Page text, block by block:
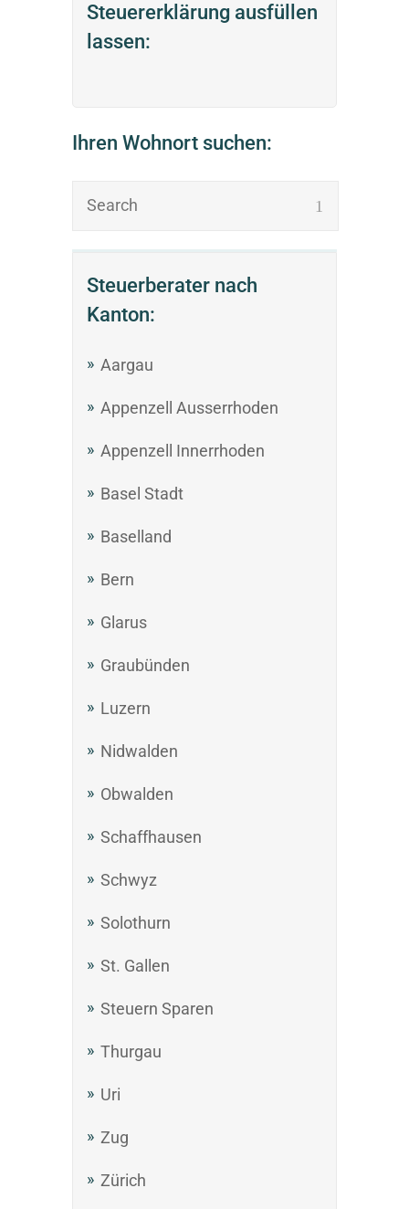
Steuererklärung ausfüllen
lassen:
Ihren Wohnort suchen:
Steuerberater nach
Kanton:
Aargau
Appenzell Ausserrhoden
Appenzell Innerrhoden
Basel Stadt
Baselland
Bern
Glarus
Graubünden
Luzern
Nidwalden
Obwalden
Schaffhausen
Schwyz
Solothurn
St. Gallen
Steuern Sparen
Thurgau
Uri
Zug
Zürich